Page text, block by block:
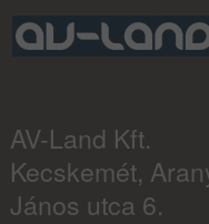
AV-Land Kft.
Kecskemét,
János utca 6.